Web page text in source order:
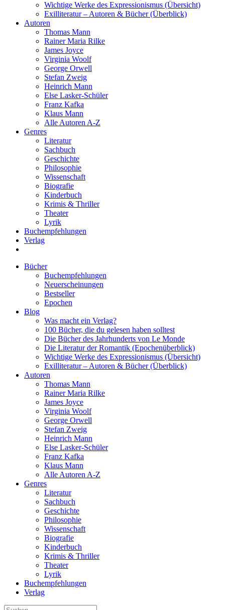
Wichtige Werke des Expressionismus (Übersicht)
Exilliteratur – Autoren & Bücher (Überblick)
Autoren
Thomas Mann
Rainer Maria Rilke
James Joyce
Virginia Woolf
George Orwell
Stefan Zweig
Heinrich Mann
Else Lasker-Schüler
Franz Kafka
Klaus Mann
Alle Autoren A-Z
Genres
Literatur
Sachbuch
Geschichte
Philosophie
Wissenschaft
Biografie
Kinderbuch
Krimis & Thriller
Theater
Lyrik
Buchempfehlungen
Verlag
Bücher
Buchempfehlungen
Neuerscheinungen
Bestseller
Epochen
Blog
Was macht ein Verlag?
100 Bücher, die du gelesen haben solltest
Die Bücher des Jahrhunderts von Le Monde
Die Literatur der Romantik (Epochenüberblick)
Wichtige Werke des Expressionismus (Übersicht)
Exilliteratur – Autoren & Bücher (Überblick)
Autoren
Thomas Mann
Rainer Maria Rilke
James Joyce
Virginia Woolf
George Orwell
Stefan Zweig
Heinrich Mann
Else Lasker-Schüler
Franz Kafka
Klaus Mann
Alle Autoren A-Z
Genres
Literatur
Sachbuch
Geschichte
Philosophie
Wissenschaft
Biografie
Kinderbuch
Krimis & Thriller
Theater
Lyrik
Buchempfehlungen
Verlag